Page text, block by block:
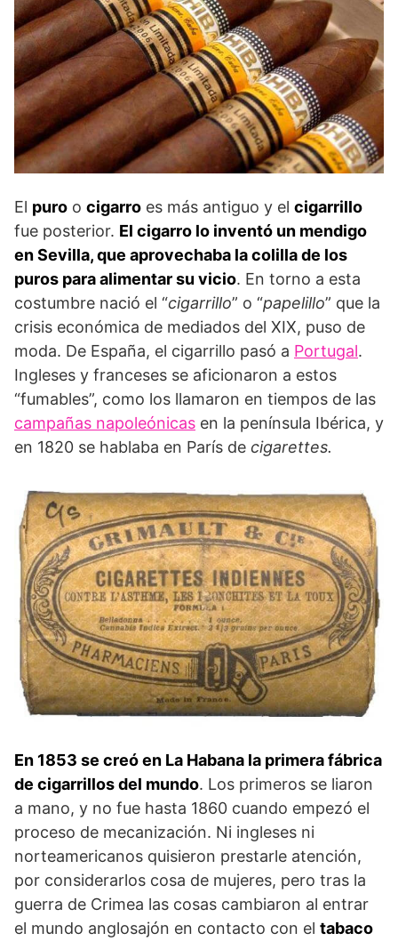
El puro o cigarro es más antiguo y el cigarrillo
fue posterior. El cigarro lo inventó un mendigo
en Sevilla, que aprovechaba la colilla de los
puros para alimentar su vicio. En torno a esta
costumbre nació el “cigarrillo” o “papelillo” que la
crisis económica de mediados del XIX, puso de
moda. De España, el cigarrillo pasó a Portugal.
Ingleses y franceses se aficionaron a estos
“fumables”, como los llamaron en tiempos de las
campañas napoleónicas en la península Ibérica, y
en 1820 se hablaba en París de cigarettes.
En 1853 se creó en La Habana la primera fábrica
de cigarrillos del mundo. Los primeros se liaron
a mano, y no fue hasta 1860 cuando empezó el
proceso de mecanización. Ni ingleses ni
norteamericanos quisieron prestarle atención,
por considerarlos cosa de mujeres, pero tras la
guerra de Crimea las cosas cambiaron al entrar
el mundo anglosajón en contacto con el tabaco